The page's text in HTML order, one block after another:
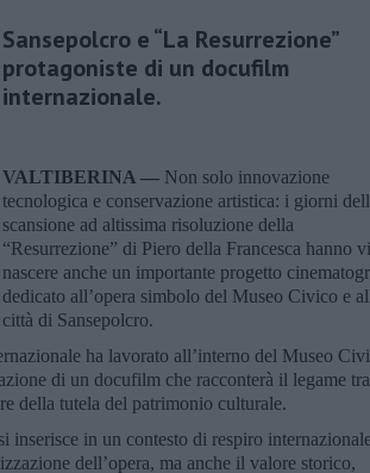
Sansepolcro e “La Resurrezione”
protagoniste di un docufilm
internazionale.
VALTIBERINA — Non solo innovazione
tecnologica e conservazione artistica: i giorni
scansione ad altissima risoluzione della
“Resurrezione” di Piero della Francesca hanno
nascere anche un importante progetto
dedicato all’opera simbolo del Museo Civico e
città di Sansepolcro.
ha lavorato all’interno del Museo
di un docufilm che racconterà il legame tra
della tutela del patrimonio culturale.
in un contesto di respiro
dell’opera, ma anche il valore storico,